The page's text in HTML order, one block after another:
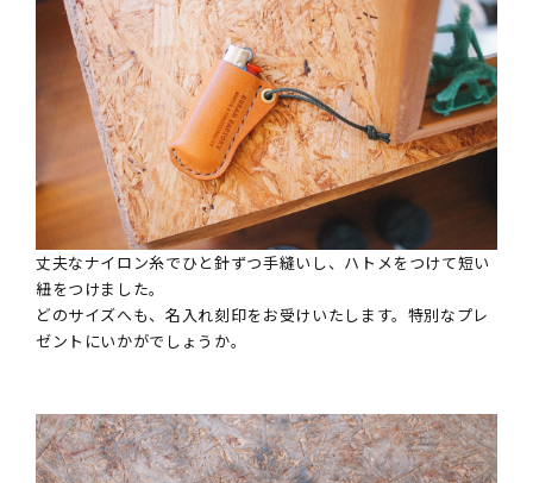
丈夫なナイロン糸でひと針ずつ手縫いし、ハトメをつけて短い
紐をつけました。
どのサイズへも、名入れ刻印をお受けいたします。特別なプレ
ゼントにいかがでしょうか。